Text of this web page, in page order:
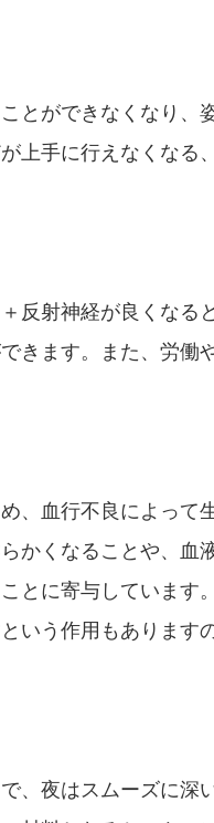
とができなくなり、
上手に行えなくなる
反射神経が良くなる
きます。また、労働
、血行不良によって
かくなることや、血
とに寄与しています
いう作用もありますの
、夜はスムーズに深